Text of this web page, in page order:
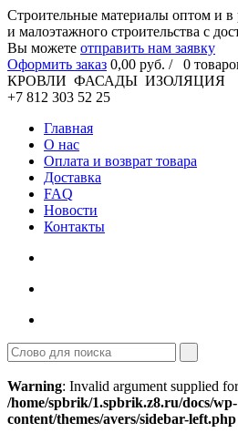
Cтроительные материалы оптом и в
и малоэтажного строительства с
Вы можете отправить нам заявку
Оформить заказ 0,00 руб. / 0
КРОВЛИ ФАСАДЫ ИЗОЛЯЦИЯ
+7 812 303 52 25
Главная
О нас
Оплата и возврат товара
Доставка
FAQ
Новости
Контакты
Warning: Invalid argument supplied
/home/spbrik/1.spbrik.z8.ru/docs/wp-
content/themes/avers/sidebar-left.php